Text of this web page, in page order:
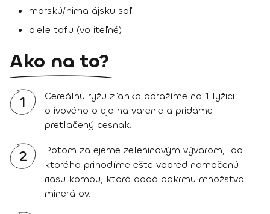
morskú/himalájsku soľ
biele tofu (voliteľné)
Ako na to?
1
Cereálnu ryžu zľahka opražíme na 1 lyžici
olivového oleja na varenie a pridáme
pretlačený cesnak.
2
Potom zalejeme zeleninovým vývarom, do
ktorého prihodíme ešte vopred namočenú
riasu kombu, ktorá dodá pokrmu množstvo
minerálov.